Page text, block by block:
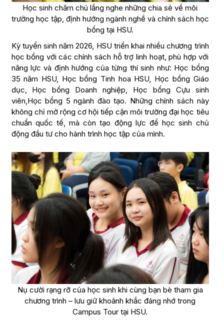
Học sinh chăm chú lắng nghe những chia sẻ về môi
trường học tập, định hướng ngành nghề và chính sách học
bổng tại HSU.
Kỳ tuyển sinh năm 2026, HSU triển khai nhiều chương trình
học bổng với các chính sách hỗ trợ linh hoạt, phù hợp với
năng lực và định hướng của từng thí sinh như: Học bổng
35 năm HSU, Học bổng Tinh hoa HSU, Học bổng Giáo
dục, Học bổng Doanh nghiệp, Học bổng Cựu sinh
viên,Học bổng 5 ngành đào tạo. Những chính sách này
không chỉ mở rộng cơ hội tiếp cận môi trường đại học tiêu
chuẩn quốc tế, mà còn tạo động lực để học sinh chủ
động đầu tư cho hành trình học tập của mình.
Nụ cười rạng rỡ của học sinh khi cùng bạn bè tham gia
chương trình – lưu giữ khoảnh khắc đáng nhớ trong
Campus Tour tại HSU.